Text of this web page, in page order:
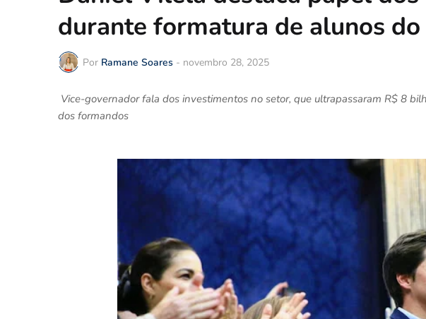
durante formatura de alunos do
Por Ramane Soares - novembro 28, 2025
Vice-governador fala dos investimentos no setor, que ultrapassaram R$ 8
dos formandos